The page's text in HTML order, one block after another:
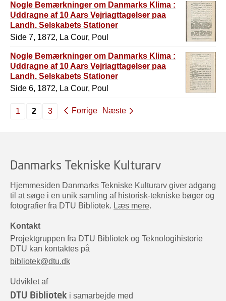
Nogle Bemærkninger om Danmarks Klima :
Uddragne af 10 Aars Vejriagttagelser paa
Landh. Selskabets Stationer
Side 7, 1872, La Cour, Poul
Nogle Bemærkninger om Danmarks Klima :
Uddragne af 10 Aars Vejriagttagelser paa
Landh. Selskabets Stationer
Side 6, 1872, La Cour, Poul
1 2 3 Forrige Næste
Danmarks Tekniske Kulturarv
Hjemmesiden Danmarks Tekniske Kulturarv giver adgang
til at søge i en unik samling af historisk-tekniske bøger og
fotografier fra DTU Bibliotek. Læs mere.
Kontakt
Projektgruppen fra DTU Bibliotek og Teknologihistorie
DTU kan kontaktes på
bibliotek@dtu.dk
Udviklet af
DTU Bibliotek i samarbejde med